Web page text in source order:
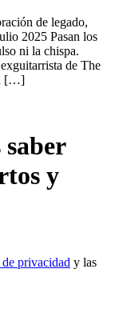
de legado,
2025 Pasan los
ni la chispa.
de The
[…]
saber
y
privacidad y las